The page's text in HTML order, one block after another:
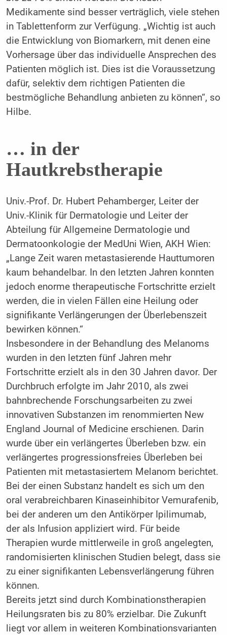
Medikamente sind besser verträglich, viele stehen
in Tablettenform zur Verfügung. „Wichtig ist auch
die Entwicklung von Biomarkern, mit denen eine
Vorhersage über das individuelle Ansprechen des
Patienten möglich ist. Dies ist die Voraussetzung
dafür, selektiv dem richtigen Patienten die
bestmögliche Behandlung anbieten zu können“, so
Hilbe.
… in der
Hautkrebstherapie
Univ.-Prof. Dr. Hubert Pehamberger, Leiter der
Univ.-Klinik für Dermatologie und Leiter der
Abteilung für Allgemeine Dermatologie und
Dermatoonkologie der MedUni Wien, AKH Wien:
„Lange Zeit waren metastasierende Hauttumoren
kaum behandelbar. In den letzten Jahren konnten
jedoch enorme therapeutische Fortschritte erzielt
werden, die in vielen Fällen eine Heilung oder
signifikante Verlängerungen der Überlebenszeit
bewirken können.“
Insbesondere in der Behandlung des Melanoms
wurden in den letzten fünf Jahren mehr
Fortschritte erzielt als in den 30 Jahren davor. Der
Durchbruch erfolgte im Jahr 2010, als zwei
bahnbrechende Forschungsarbeiten zu zwei
innovativen Substanzen im renommierten New
England Journal of Medicine erschienen. Darin
wurde über ein verlängertes Überleben bzw. ein
verlängertes progressionsfreies Überleben bei
Patienten mit metastasiertem Melanom berichtet.
Bei der einen Substanz handelt es sich um den
oral verabreichbaren Kinaseinhibitor Vemurafenib,
bei der anderen um den Antikörper Ipilimumab,
der als Infusion appliziert wird. Für beide
Therapien wurde mittlerweile in groß angelegten,
randomisierten klinischen Studien belegt, dass sie
zu einer signifikanten Lebensverlängerung führen
können.
Bereits jetzt sind durch Kombinationstherapien
Heilungsraten bis zu 80% erzielbar. Die Zukunft
liegt vor allem in weiteren Kombinationsvarianten